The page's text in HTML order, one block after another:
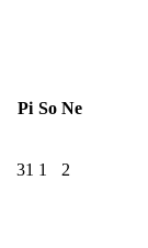
Pi So Ne
31 1 2